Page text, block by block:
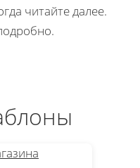
читайте далее.